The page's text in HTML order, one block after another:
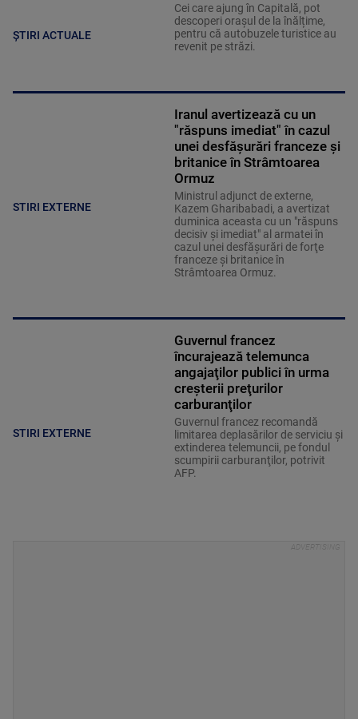
ȘTIRI ACTUALE
Cei care ajung în Capitală, pot
descoperi orașul de la înălțime,
pentru că autobuzele turistice au
revenit pe străzi.
STIRI EXTERNE
Iranul avertizează cu un
"răspuns imediat" în cazul
unei desfăşurări franceze şi
britanice în Strâmtoarea
Ormuz
Ministrul adjunct de externe,
Kazem Gharibabadi, a avertizat
duminica aceasta cu un "răspuns
decisiv şi imediat" al armatei în
cazul unei desfăşurări de forţe
franceze şi britanice în
Strâmtoarea Ormuz.
STIRI EXTERNE
Guvernul francez
încurajează telemunca
angajaţilor publici în urma
creşterii preţurilor
carburanţilor
Guvernul francez recomandă
limitarea deplasărilor de serviciu şi
extinderea telemuncii, pe fondul
scumpirii carburanţilor, potrivit
AFP.